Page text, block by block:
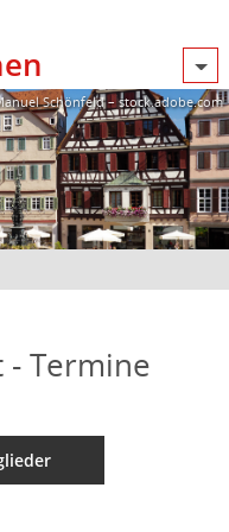
Schönfeld – stock.adobe.com
- Termine